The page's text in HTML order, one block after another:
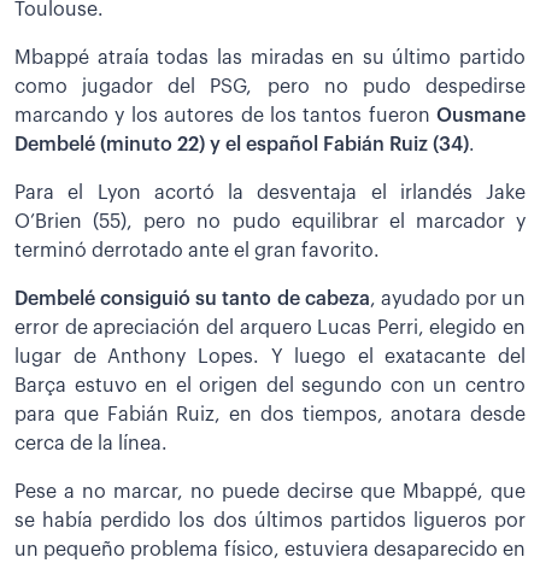
Toulouse.
Mbappé atraía todas las miradas en su último partido
como jugador del PSG, pero no pudo despedirse
marcando y los autores de los tantos fueron Ousmane
Dembelé (minuto 22) y el español Fabián Ruiz (34).
Para el Lyon acortó la desventaja el irlandés Jake
O’Brien (55), pero no pudo equilibrar el marcador y
terminó derrotado ante el gran favorito.
Dembelé consiguió su tanto de cabeza, ayudado por un
error de apreciación del arquero Lucas Perri, elegido en
lugar de Anthony Lopes. Y luego el exatacante del
Barça estuvo en el origen del segundo con un centro
para que Fabián Ruiz, en dos tiempos, anotara desde
cerca de la línea.
Pese a no marcar, no puede decirse que Mbappé, que
se había perdido los dos últimos partidos ligueros por
un pequeño problema físico, estuviera desaparecido en